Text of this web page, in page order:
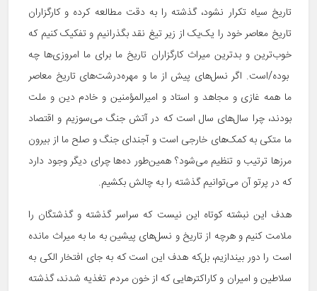
تاریخ سیاه تکرار نشود، گذشته را به دقت مطالعه کرده و کارگزاران
تاریخ معاصر خود را یک‌یک از زیر تیغ نقد بگذرانیم و تفکیک کنیم که
خوب‌ترین و بدترین میراث کارگزاران تاریخ ما برای ما امروزی‌ها چه
بوده/است. اگر نسل‌های پیش از ما و مهره‌‌درشت‌های تاریخ معاصر
ما همه غازی و مجاهد و استاد و امیرالمؤمنین و خادم دین و ملت
بودند، چرا سال‌های سال است که در آتش جنگ می‌سوزیم و اقتصاد
ما متکی به کمک‌های خارجی است و آجندای جنگ و صلح ما از بیرون
مرز‌ها ترتیب و تنظیم می‌شود؟ همین‌طور ده‌ها چرای دیگر وجود دارد
که در پرتو آن می‌توانیم گذشته را به چالش بکشیم.
هدف این نبشته کوتاه این نیست که سراسر گذشته و گذشتگان را
ملامت کنیم و هرچه از تاریخ و نسل‌های پیشین به ما به میراث مانده
است را دور بیندازیم، بل‌که هدف این است که به جای افتخار الکی به
سلاطین و امیران و کاراکترهایی که از خون مردم تغذیه شدند، گذشته